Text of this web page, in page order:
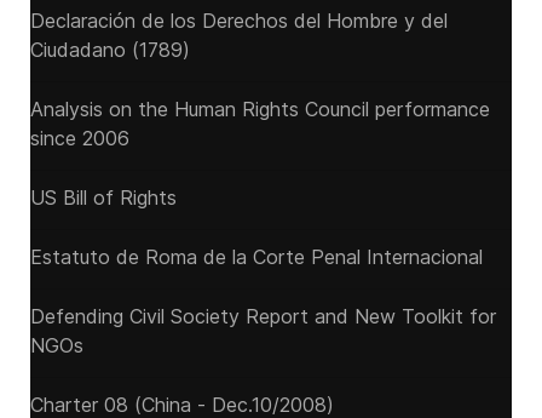
Declaración de los Derechos del Hombre y del
Ciudadano (1789)
Analysis on the Human Rights Council performance
since 2006
US Bill of Rights
Estatuto de Roma de la Corte Penal Internacional
Defending Civil Society Report and New Toolkit for
NGOs
Charter 08 (China - Dec.10/2008)